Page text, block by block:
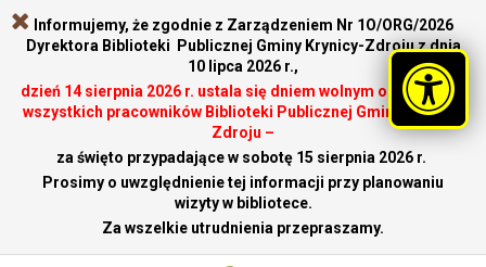
Informujemy, że zgodnie z Zarządzeniem Nr 1O/ORG/2026
Dyrektora Biblioteki Publicznej Gminy Krynicy-Zdroju z dnia
10 lipca 2026 r.,
dzień 14 sierpnia 2026 r. ustala się dniem wolnym od pracy dla
wszystkich pracowników Biblioteki Publicznej Gminy Krynicy-
Zdroju –
za święto przypadające w sobotę 15 sierpnia 2026 r.
Prosimy o uwzględnienie tej informacji przy planowaniu
wizyty w bibliotece.
Za wszelkie utrudnienia przepraszamy.